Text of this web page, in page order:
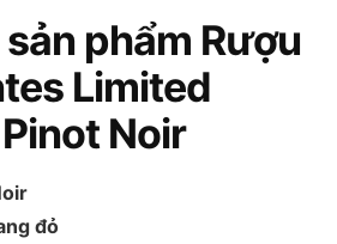
phẩm Rượu
Limited
Noir
đỏ